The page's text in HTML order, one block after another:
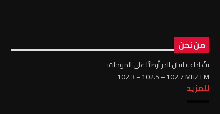
من نحن
بثّ إذاعة لبنان الحر أرضيًّا على الموجات:
102.3 – 102.5 – 102.7 MHZ FM
للمزيد